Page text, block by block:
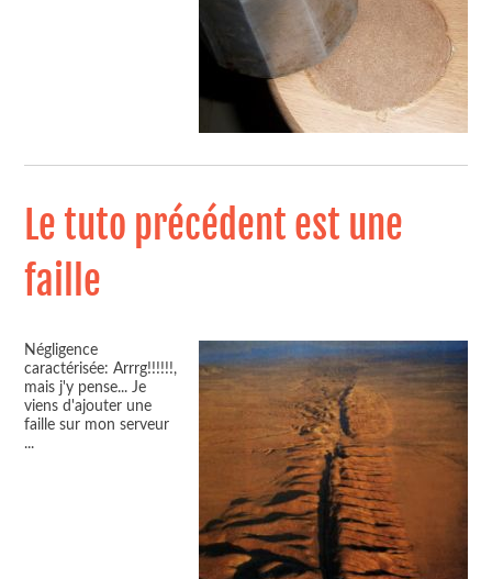
Le tuto précédent est une
faille
Négligence
caractérisée: Arrrg!!!!!!,
mais j'y pense... Je
viens d'ajouter une
faille sur mon serveur
...